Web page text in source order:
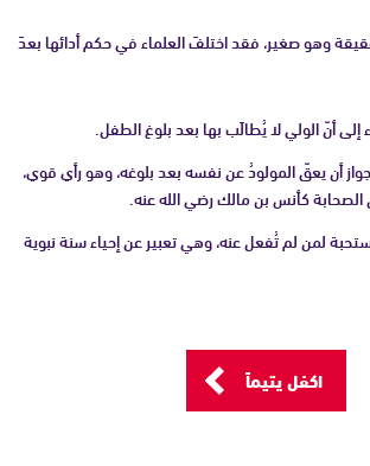
وهو صغير، فقد اختلفَ العلماء في حكم أدائها بعدَ
أنّ الولي لا يُطالَب بها بعد بلوغ الطفل.
أن يعقّ المولودُ عن نفسه بعد بلوغه، وهو رأي قوي،
كأنس بن مالك رضي الله عنه.
لمن لم تُفعل عنه، وهي تعبير عن إحياء سنة نبوية
اكفل يتيماً